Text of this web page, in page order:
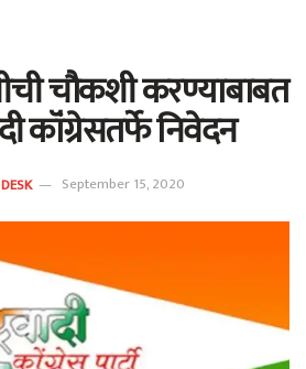
चौकशी करण्याबाबत
कॉंग्रेसतर्फे निवेदन
September 15, 2020